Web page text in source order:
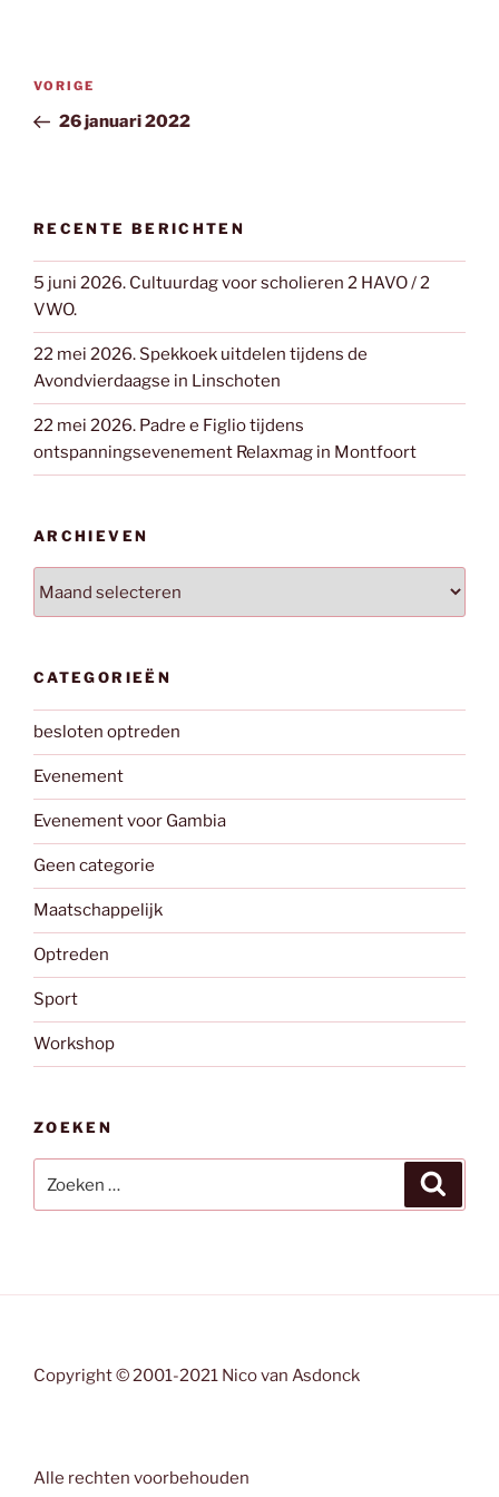
Bericht
Vorig
bericht
VORIGE
26 januari 2022
RECENTE BERICHTEN
5 juni 2026. Cultuurdag voor scholieren 2 HAVO / 2
VWO.
22 mei 2026. Spekkoek uitdelen tijdens de
Avondvierdaagse in Linschoten
22 mei 2026. Padre e Figlio tijdens
ontspanningsevenement Relaxmag in Montfoort
ARCHIEVEN
CATEGORIEËN
besloten optreden
Evenement
Evenement voor Gambia
Geen categorie
Maatschappelijk
Optreden
Sport
Workshop
ZOEKEN
naar:
Copyright © 2001-2021 Nico van Asdonck
Alle rechten voorbehouden